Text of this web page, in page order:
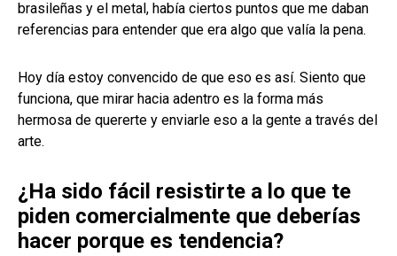
brasileñas y el metal, había ciertos puntos que me daban
referencias para entender que era algo que valía la pena.
Hoy día estoy convencido de que eso es así. Siento que
funciona, que mirar hacia adentro es la forma más
hermosa de quererte y enviarle eso a la gente a través del
arte.
¿Ha sido fácil resistirte a lo que te
piden comercialmente que deberías
hacer porque es tendencia?